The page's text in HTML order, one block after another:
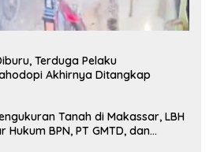
Terduga Pelaku
Akhirnya Ditangkap
Tanah di Makassar, LBH
Hukum BPN, PT GMTD, dan